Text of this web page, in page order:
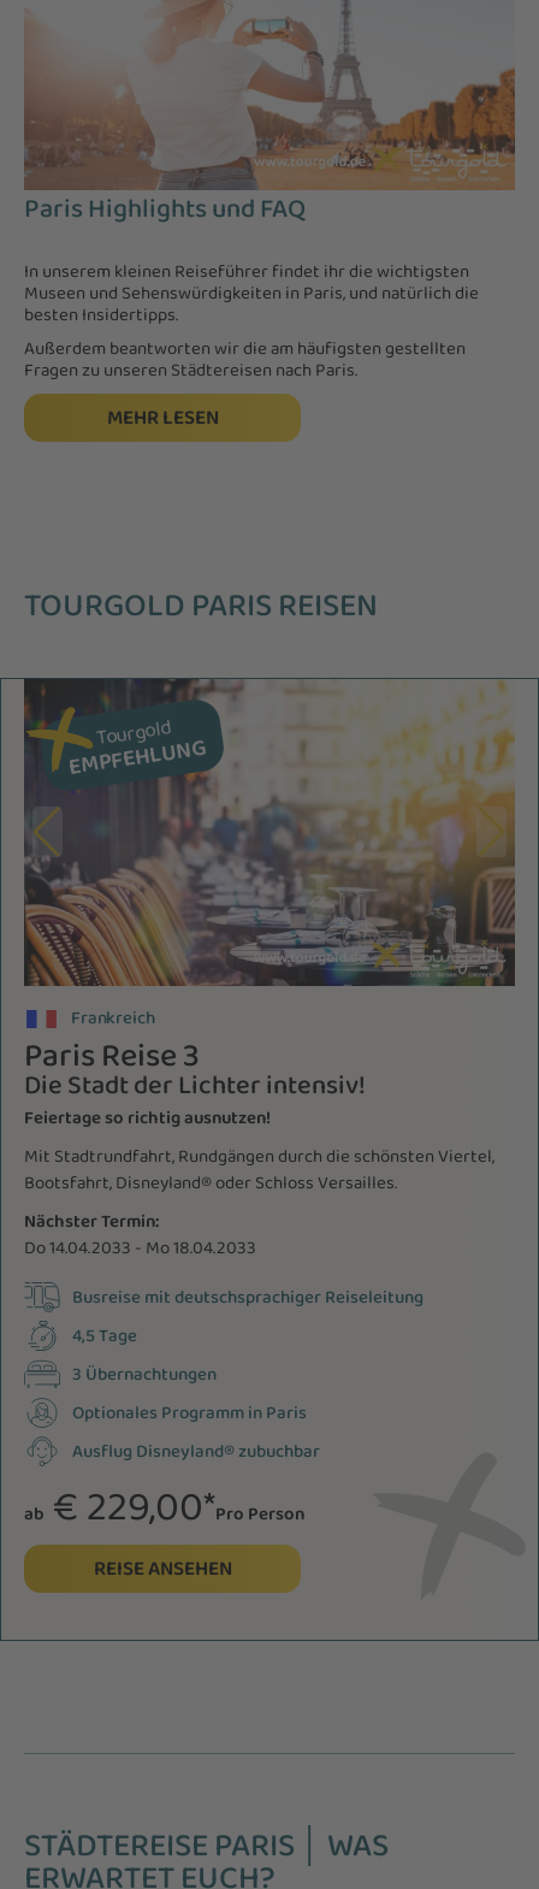
Paris Highlights und FAQ
In unserem kleinen Reiseführer findet ihr die wichtigsten
Museen und Sehenswürdigkeiten in Paris, und natürlich die
besten Insidertipps.
Außerdem beantworten wir die am häufigsten gestellten
Fragen zu unseren Städtereisen nach Paris.
MEHR LESEN
TOURGOLD PARIS REISEN
Tourgold
EMPFEHLUNG
Frankreich
Paris Reise 3
Die Stadt der Lichter intensiv!
Feiertage so richtig ausnutzen!
Mit Stadtrundfahrt, Rundgängen durch die schönsten Viertel,
Bootsfahrt, Disneyland® oder Schloss Versailles.
Nächster Termin:
Do 14.04.2033 - Mo 18.04.2033
Busreise mit deutschsprachiger Reiseleitung
4,5 Tage
3 Übernachtungen
Optionales Programm in Paris
Ausflug Disneyland® zubuchbar
ab € 229,00*Pro Person
REISE ANSEHEN
STÄDTEREISE PARIS │ WAS
ERWARTET EUCH?